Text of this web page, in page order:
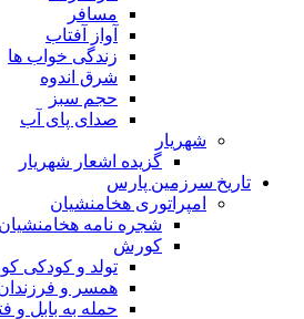
مسافر
آواز آفتاب
زندگی خواب ها
شرق اندوه
حجم سبز
صدای پای آب
شهریار
گزیده اشعار شهریار
تاریخ سرزمین پارس
امپراتوری هخامنشیان
شجره نامه هخامنشیان
کورش
تولد و کودکی
همسر و فرزندان
حمله به بابل و